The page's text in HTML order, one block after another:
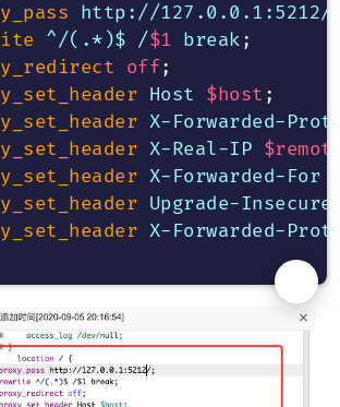
http://127.0.0.1:5212/
^/(.*)$ /$1 break;
off;
Host $host ;
X-Forwarded-
X-Real-IP
X-Forwarded-For
Upgrade-
X-Forwarded-